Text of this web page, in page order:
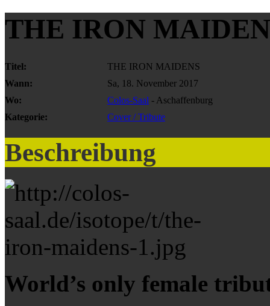
THE IRON
Titel:
THE IRON MAIDENS
Wann:
Sa, 18. November 2017
Wo:
Colos-Saal - Aschaffenburg
Kategorie:
Cover / Tribute
Beschreibung
World’s only female